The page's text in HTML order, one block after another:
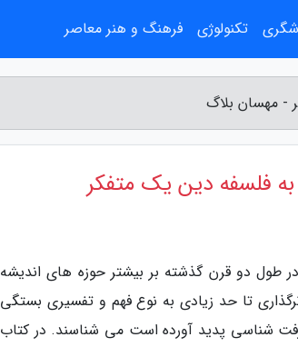
- مهسان بلاگ
به فلسفه دین یک متفکر
طول دو قرن گذشته بر بیشتر حوزه های اندیشه
تا حد زیادی به نوع فهم و تفسیری بستگی
شناسی پدید آورده است می شناسند. در کتاب
تکنولوژی فرهنگ و هنر معاصر